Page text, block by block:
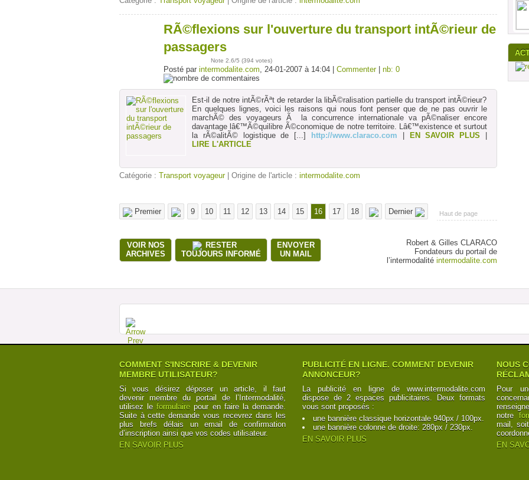
RÃ©flexions sur l'ouverture du transport intÃ©rieur de
passagers
Note 2.6/5 (394 votes)
Posté par intermodalite.com, 24-01-2007 à 14:04 | Commenter| nb: 0
Est-il de notre intÃ©rÃªt de retarder la libÃ©ralisation partielle du transport intÃ©rieur?
En quelques lignes, voici les raisons qui nous font penser que de ne pas ouvrir le
marchÃ© des voyageurs Ã la concurrence internationale va pÃ©naliser encore
davantage lâ€™Ã©quilibre Ã©conomique de notre territoire. Lâ€™existence et surtout
la rÃ©alitÃ© logistique de [...] http://www.claraco.com EN SAVOIR PLUS
LIRE L'ARTICLE
Catégorie : Transport voyageur| Origine de l'article : intermodalite.com
Premier 9 10 11 12 13 14 15 16 17 18 Dernier Haut de page
VOIR NOS
ARCHIVES
RESTER
TOUJOURS INFORMÉ
ENVOYER
UN MAIL
Robert & Gilles CLARACO
Fondateurs du portail de
l’intermodalité intermodalite.com
COMMENT S'INSCRIRE & DEVENIR
MEMBRE UTILISATEUR?
Si vous désirez déposer un article, il faut
devenir membre du portail de l’Intermodalité,
utilisez leformulaire pour en faire la demande.
Suite à cette demande vous recevrez dans les
plus brefs délais un email de confirmation
d’inscription ainsi que vos codes utilisateur.
EN SAVOIR PLUS
PUBLICITÉ EN LIGNE. COMMENT DEVENIR
ANNONCEUR?
La publicité en ligne de www.intermodalite.com
dispose de 2 espaces publicitaires. Deux formats
vous sont proposés :
une bannière classique horizontale 940px / 100px.
une bannière colonne de droite: 280px / 230px.
EN SAVOIR PLUS
NOUS
Pour
notre
mail,
EN